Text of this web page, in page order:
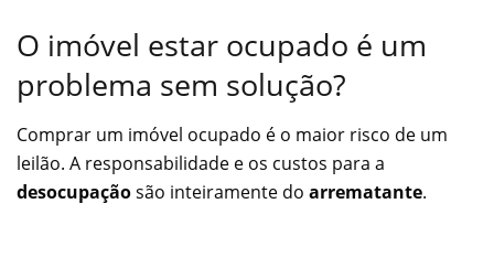
O imóvel estar ocupado é um
problema sem solução?
Comprar um imóvel ocupado é o maior risco de um
leilão. A responsabilidade e os custos para a
desocupaçãosão inteiramente do arrematante.